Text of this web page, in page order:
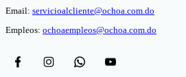
Email: servicioalcliente@ochoa.com.do
Empleos: ochoaempleos@ochoa.com.do